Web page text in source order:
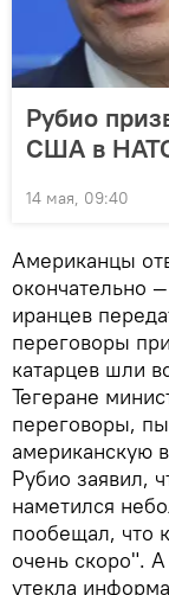
Рубио
США в
14 мая, 09:40
Американцы
окончательно
иранцев
переговоры
катарцев шли
Тегеране
переговоры,
американскую
Рубио заявил,
наметился
пообещал, что
очень скоро".
утекла